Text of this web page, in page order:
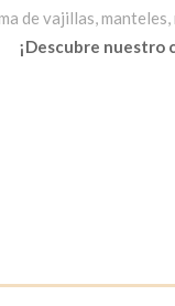
de vajillas,
¡Descubre nuestro